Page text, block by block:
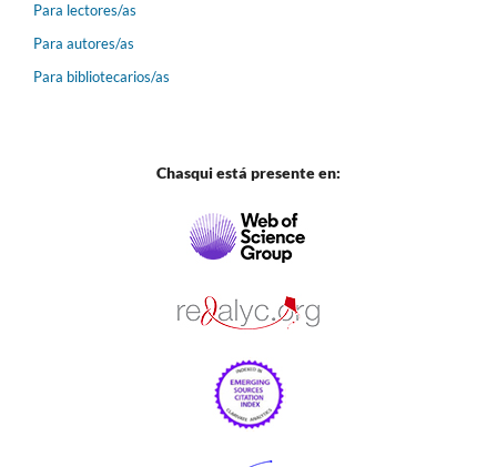
Para lectores/as
Para autores/as
Para bibliotecarios/as
Chasqui está presente en: